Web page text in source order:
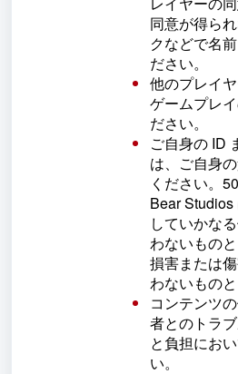
同意が得ら
クなどで名
ださい。
他のプレイ
ゲームプレ
ださい。
ご自身の ID
は、ご自身
ください。
Bear
していかな
わないもの
損害または
わないものと
コンテンツ
者とのトラ
と負担にお
い。